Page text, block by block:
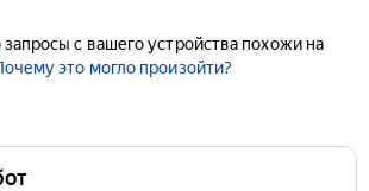
с вашего устройства похожи на
это могло произойти?